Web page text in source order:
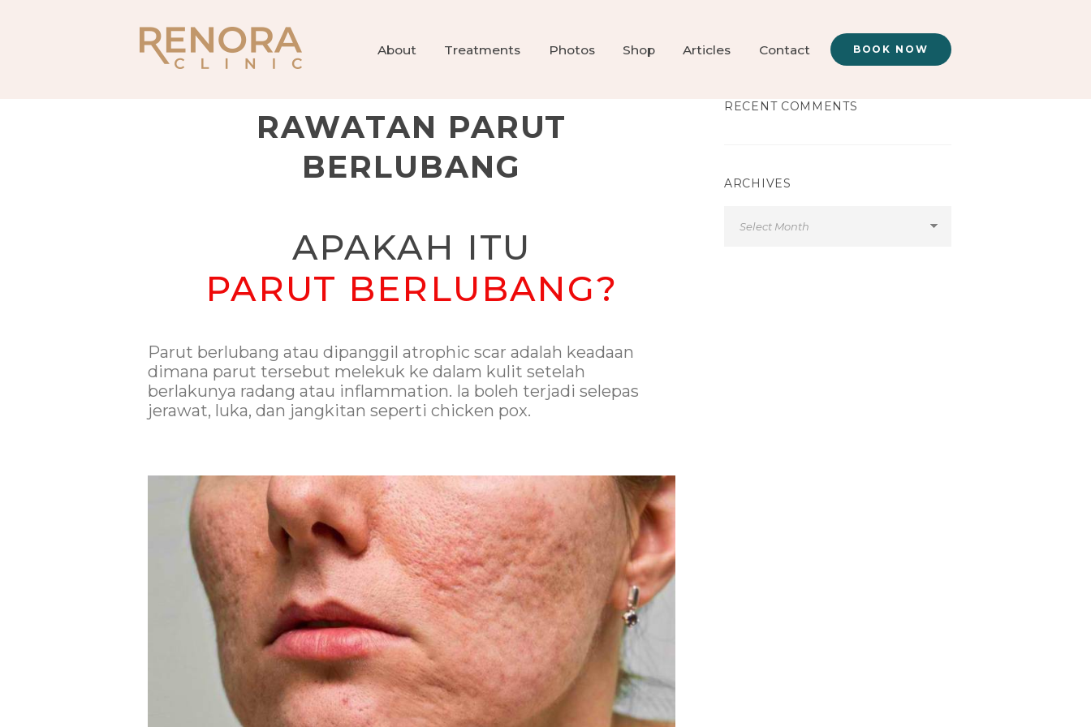
About Treatments Photos Shop Articles Contact BOOK NOW
RAWATAN PARUT
BERLUBANG
APAKAH ITU
PARUT BERLUBANG?
Parut berlubang atau dipanggil atrophic scar adalah keadaan
dimana parut tersebut melekuk ke dalam kulit setelah
berlakunya radang atau inflammation. Ia boleh terjadi selepas
jerawat, luka, dan jangkitan seperti chicken pox.
RECENT COMMENTS
ARCHIVES